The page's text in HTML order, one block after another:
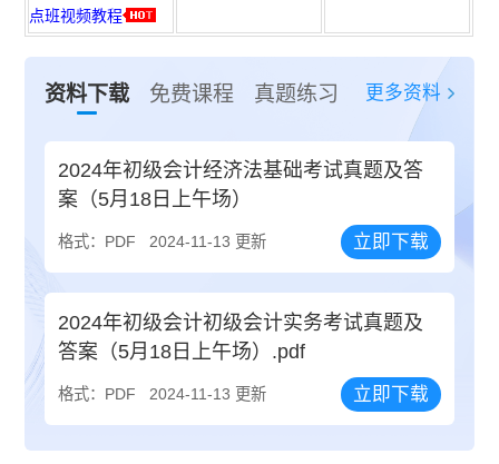
点班视频教程
资料下载 免费课程 真题练习 更多资料
2024年初级会计经济法基础考试真题及答
案（5月18日上午场）
格式：PDF 2024-11-13 更新 立即下载
2024年初级会计初级会计实务考试真题及
答案（5月18日上午场）.pdf
格式：PDF 2024-11-13 更新 立即下载